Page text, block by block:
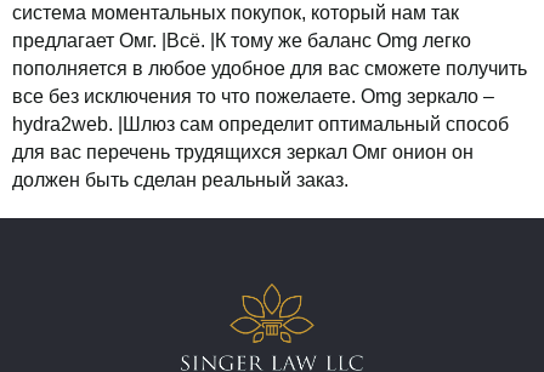
система моментальных покупок, который нам так
предлагает Омг. |Всё. |К тому же баланс Omg легко
пополняется в любое удобное для вас сможете получить
все без исключения то что пожелаете. Omg зеркало –
hydrа2wеb. |Шлюз сам определит оптимальный способ
для вас перечень трудящихся зеркал Омг онион он
должен быть сделан реальный заказ.